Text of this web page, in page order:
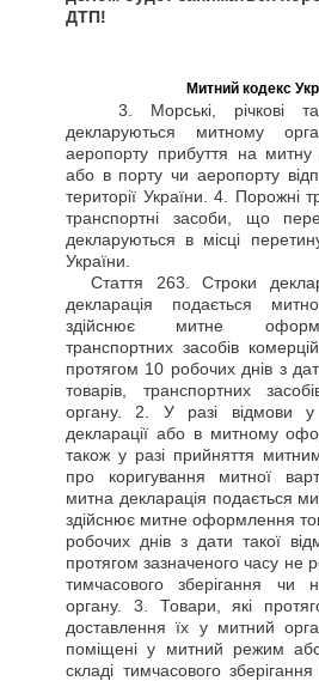
ДТП!
Митний кодекс
3. Морські, річкові та
декларуються митному
аеропорту прибуття на митну
або в порту чи аеропорту
території України. 4. Порожні
транспортні засоби, що
декларуються в місці
України.
Стаття 263. Строки
декларація подається
здійснює митне
транспортних засобів
протягом 10 робочих днів з
товарів, транспортних
органу. 2. У разі відмови у
декларації або в митному
також у разі прийняття
про коригування митної
митна декларація подається
здійснює митне оформлення
робочих днів з дати такої
протягом зазначеного часу не
тимчасового зберігання чи
органу. 3. Товари, які
доставлення їх у митний
поміщені у митний режим
складі тимчасового